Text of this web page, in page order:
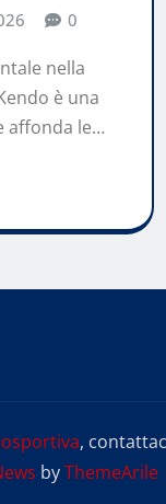
0
nella
è una
affonda le…
,
byThemeArile